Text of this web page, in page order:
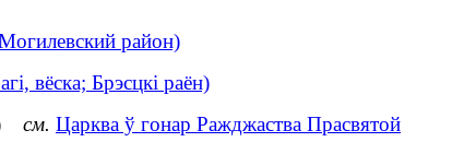
район)
вёска; Брэсцкі раён)
см. Царква ў гонар Ражджаства Прасвятой